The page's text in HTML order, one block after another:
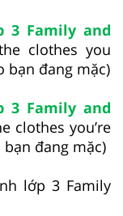
3 Family and
clothes you
bạn đang mặc)
3 Family and
clothes you’re
đang mặc)
lớp 3 Family